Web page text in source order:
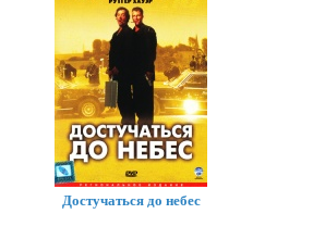
Достучаться до небес